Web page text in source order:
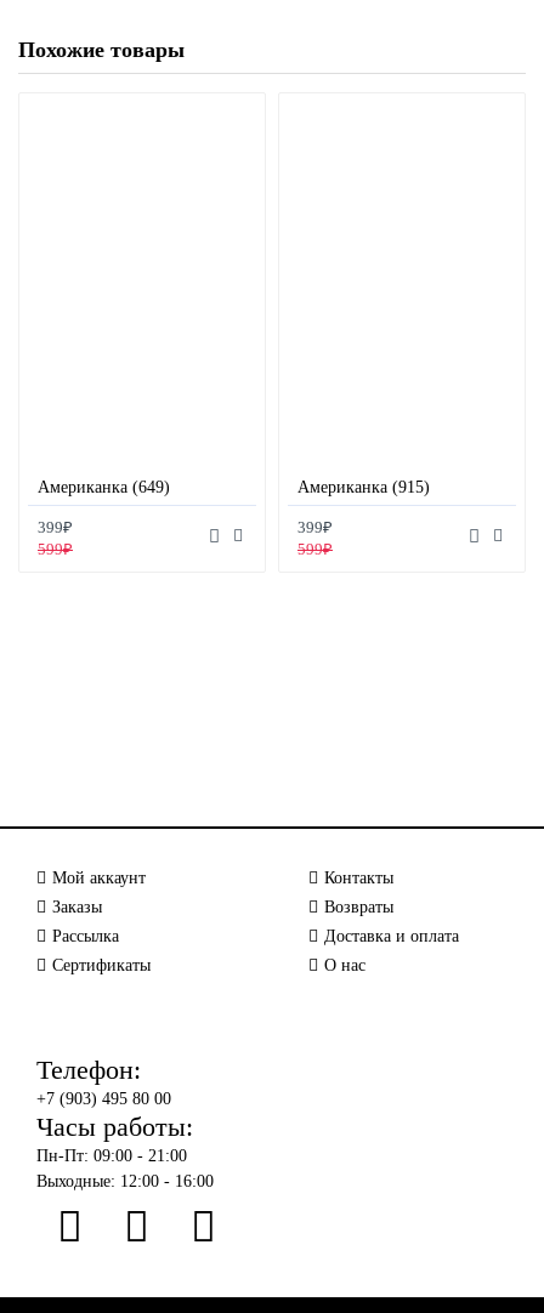
Похожие товары
Американка (649)
399₽
599₽
Американка (915)
399₽
599₽
Мой аккаунт
Заказы
Рассылка
Сертификаты
Контакты
Возвраты
Доставка и оплата
О нас
Телефон:
+7 (903) 495 80 00
Часы работы:
Пн-Пт: 09:00 - 21:00
Выходные: 12:00 - 16:00